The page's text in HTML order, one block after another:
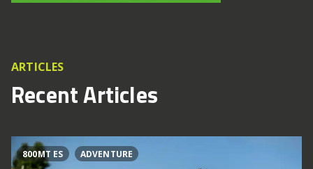
ARTICLES
Recent Articles
800MT ES ADVENTURE